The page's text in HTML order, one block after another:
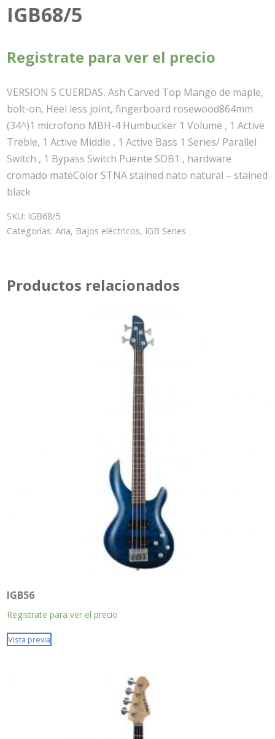
IGB68/5
Registrate para ver el precio
VERSION 5 CUERDAS, Ash Carved Top Mango de maple,
bolt-on, Heel less joint, fingerboard rosewood864mm
(34^)1 microfono MBH-4 Humbucker 1 Volume , 1 Active
Treble, 1 Active Middle , 1 Active Bass 1 Series/ Parallel
Switch , 1 Bypass Switch Puente SDB1 , hardware
cromado mateColor STNA stained nato natural – stained
black
SKU: IGB68/5
Categorías:Aria, Bajos eléctricos, IGB Series
Productos relacionados
IGB56
Registrate para ver el precio
Vista previa